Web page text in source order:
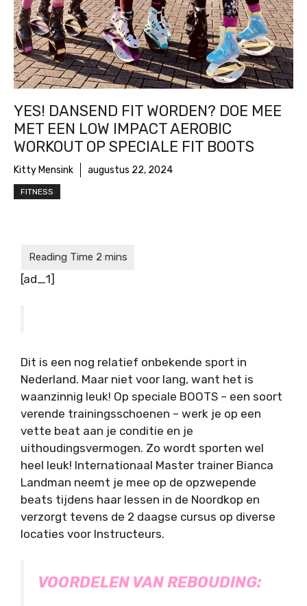
YES! DANSEND FIT WORDEN? DOE MEE
MET EEN LOW IMPACT AEROBIC
WORKOUT OP SPECIALE FIT BOOTS
Kitty Mensink augustus 22, 2024
FITNESS
[ad_1]
Dit is een nog relatief onbekende sport in
Nederland. Maar niet voor lang, want het is
waanzinnig leuk! Op speciale BOOTS – een soort
verende trainingsschoenen – werk je op een
vette beat aan je conditie en je
uithoudingsvermogen. Zo wordt sporten wel
heel leuk! Internationaal Master trainer Bianca
Landman neemt je mee op de opzwepende
beats tijdens haar lessen in de Noordkop en
verzorgt tevens de 2 daagse cursus op diverse
locaties voor Instructeurs.
VOORDELEN VAN REBOUDING: